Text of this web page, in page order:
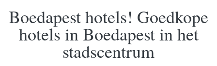
Boedapest hotels! Goedkope
hotels in Boedapest in het
stadscentrum